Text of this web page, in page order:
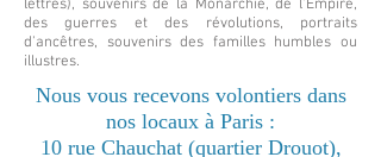
lettres), souvenirs de la Monarchie, de l'Empire,
des guerres et des révolutions, portraits
d'ancêtres, souvenirs des familles humbles ou
illustres.
Nous vous recevons volontiers dans
nos locaux à Paris :
10 rue Chauchat (quartier Drouot),